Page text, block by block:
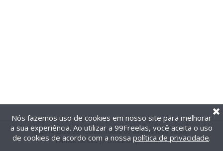
@2014-2026 99Freelas. Todos os direitos reservados.
Termos de uso| Política de privacidade
Nós fazemos uso de cookies em nosso site para melhorar
a sua experiência. Ao utilizar a 99Freelas, você aceita o uso
de cookies de acordo com a nossa política de privacidade.